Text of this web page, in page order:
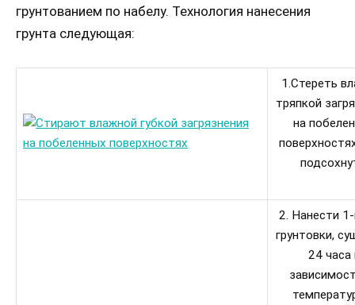
грунтованием по набелу. Технология нанесения
грунта следующая:
1.Стереть
тряпкой
на
2. Нанести
грунтовки,
24 часа